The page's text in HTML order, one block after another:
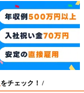
をチェック！ /